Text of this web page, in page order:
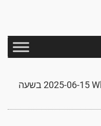
תמונה של WhatsApp‏ 2025-06-15 בשעה